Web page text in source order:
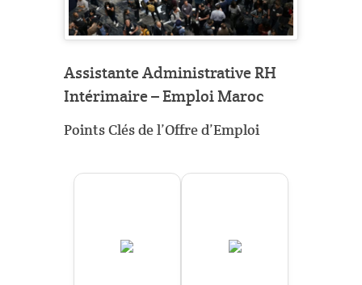
Assistante Administrative RH
Intérimaire – Emploi Maroc
Points Clés de l’Offre d’Emploi